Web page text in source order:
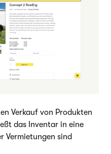
Verkauf von Produkten
das Inventar in eine
Vermietungen sind